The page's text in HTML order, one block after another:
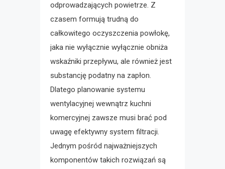
odprowadzających powietrze. Z
czasem formują trudną do
całkowitego oczyszczenia powłokę,
jaka nie wyłącznie wyłącznie obniża
wskaźniki przepływu, ale również jest
substancję podatny na zapłon.
Dlatego planowanie systemu
wentylacyjnej wewnątrz kuchni
komercyjnej zawsze musi brać pod
uwagę efektywny system filtracji.
Jednym pośród najważniejszych
komponentów takich rozwiązań są